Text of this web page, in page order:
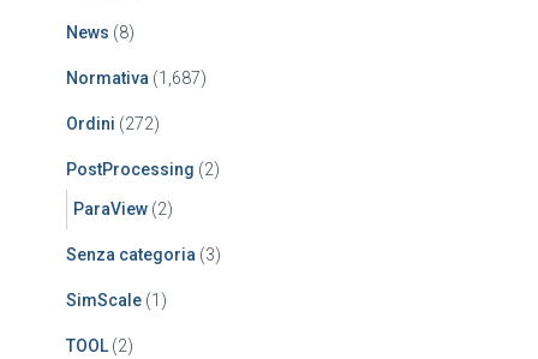
News (8)
Normativa (1,687)
Ordini (272)
PostProcessing (2)
ParaView (2)
Senza categoria (3)
SimScale (1)
TOOL (2)